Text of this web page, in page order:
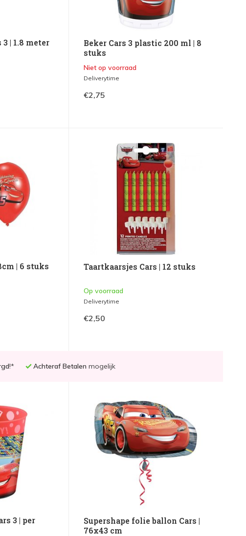
| 1.8 meter
Beker Cars 3 plastic 200 ml | 8
stuks
Niet op voorraad
Deliverytime
€2,75
| 6 stuks Taartkaarsjes Cars | 12 stuks
Op voorraad
Deliverytime
€2,50
!* Achteraf Betalen mogelijk
3 | per
Supershape folie ballon Cars |
76x43 cm